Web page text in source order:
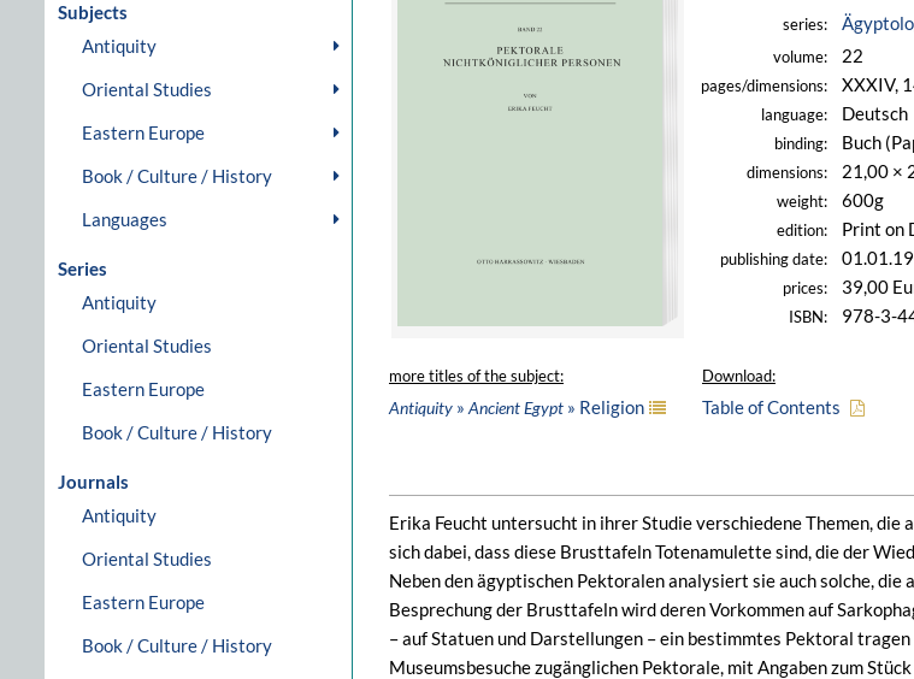
Subjects
Antiquity
Oriental Studies
Eastern Europe
Book / Culture / History
Languages
Series
Antiquity
Oriental Studies
Eastern Europe
Book / Culture / History
Journals
Antiquity
Oriental Studies
Eastern Europe
Book / Culture / History
series:
volume: 22
pages/dimensions: XXXIV,
language: Deutsch
binding: Buch
dimensions: 21,00 ×
weight: 600g
edition: Print on
publishing date:
prices: 39,00
ISBN: 978-3-
more titles of the subject:
Antiquity » Ancient Egypt » Religion
Download:
Table of Contents
Erika Feucht untersucht in ihrer Studie verschiedene Themen,
sich dabei, dass diese Brusttafeln Totenamulette sind, die der
Neben den ägyptischen Pektoralen analysiert sie auch solche,
Besprechung der Brusttafeln wird deren Vorkommen auf
– auf Statuen und Darstellungen – ein bestimmtes Pektoral
Museumsbesuche zugänglichen Pektorale, mit Angaben zum